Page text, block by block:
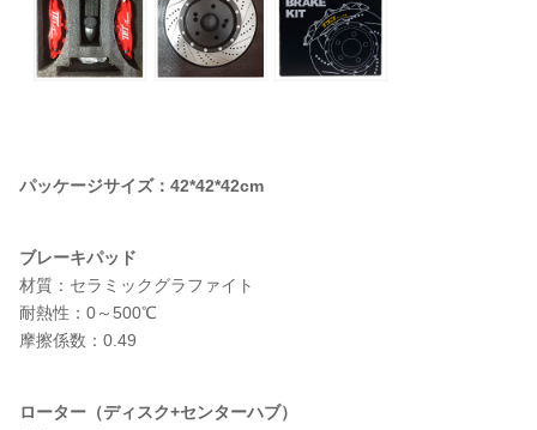
パッケージサイズ：42*42*42cm
ブレーキパッド
材質：セラミックグラファイト
耐熱性：0～500℃
摩擦係数：0.49
ローター（ディスク+センターハブ）